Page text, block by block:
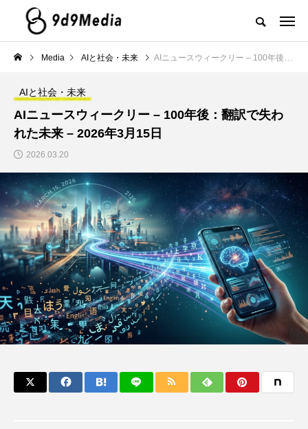
Media AIと社会・未来 AIニュースウィークリー – 100年後：翻訳で失われた未来 – 2026年3月15日
AIと社会・未来
AIニュースウィークリー – 100年後：翻訳で失わ
れた未来 – 2026年3月15日
2026.03.20